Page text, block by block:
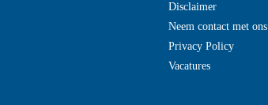
Disclaimer
Neem contact met ons
Privacy Policy
Vacatures